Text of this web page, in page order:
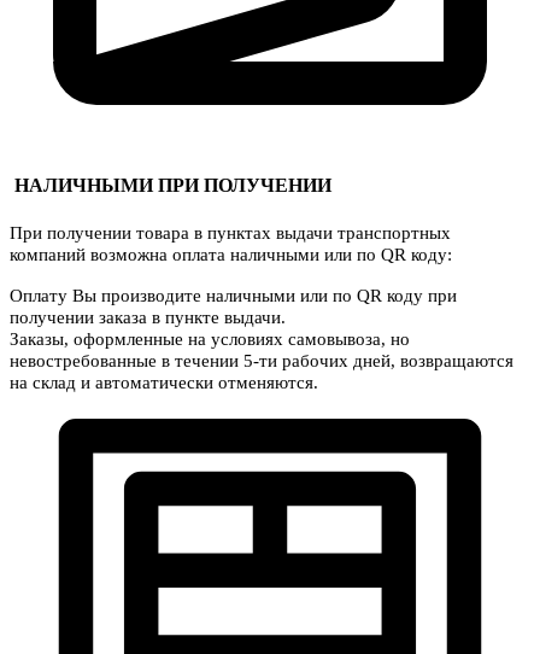
НАЛИЧНЫМИ ПРИ ПОЛУЧЕНИИ
При получении товара в пунктах выдачи транспортных
компаний возможна оплата наличными или по QR коду:
Оплату Вы производите наличными или по QR коду при
получении заказа в пункте выдачи.
Заказы, оформленные на условиях самовывоза, но
невостребованные в течении 5-ти рабочих дней, возвращаются
на склад и автоматически отменяются.